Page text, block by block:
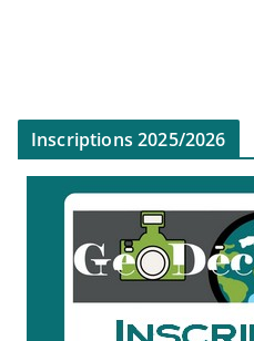
Inscriptions 2025/2026